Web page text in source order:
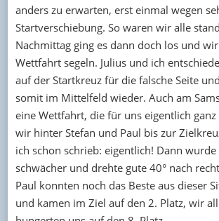
anders zu erwarten, erst einmal wegen
Startverschiebung. So waren wir alle
Nachmittag ging es dann doch los und
Wettfahrt segeln. Julius und ich
auf der Startkreuz für die falsche Seite
somit im Mittelfeld wieder. Auch am
eine Wettfahrt, die für uns eigentlich
wir hinter Stefan und Paul bis zur
ich schon schrieb: eigentlich! Dann
schwächer und drehte gute 40° nach
Paul konnten noch das Beste aus dieser
und kamen im Ziel auf den 2. Platz, wir